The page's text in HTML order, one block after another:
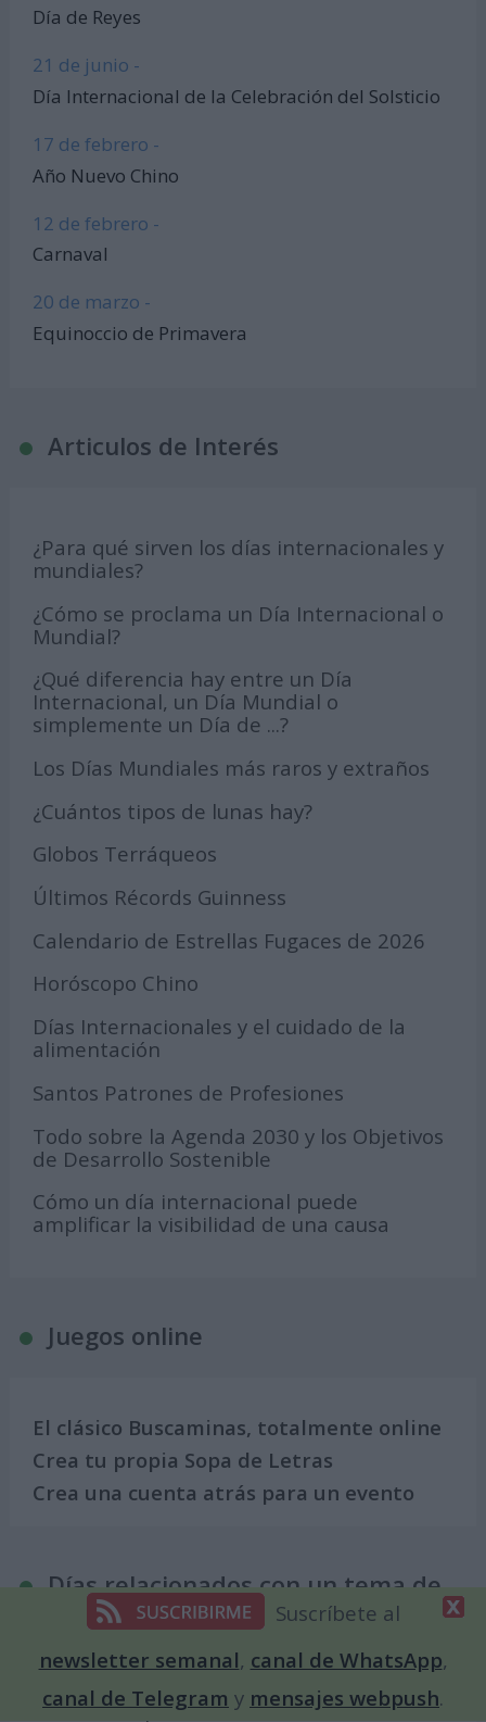
Día de Reyes
21 de junio -
Día Internacional de la Celebración del Solsticio
17 de febrero -
Año Nuevo Chino
12 de febrero -
Carnaval
20 de marzo -
Equinoccio de Primavera
Articulos de Interés
¿Para qué sirven los días internacionales y
mundiales?
¿Cómo se proclama un Día Internacional o
Mundial?
¿Qué diferencia hay entre un Día
Internacional, un Día Mundial o
simplemente un Día de ...?
Los Días Mundiales más raros y extraños
¿Cuántos tipos de lunas hay?
Globos Terráqueos
Últimos Récords Guinness
Calendario de Estrellas Fugaces de 2026
Horóscopo Chino
Días Internacionales y el cuidado de la
alimentación
Santos Patrones de Profesiones
Todo sobre la Agenda 2030 y los Objetivos
de Desarrollo Sostenible
Cómo un día internacional puede
amplificar la visibilidad de una causa
Juegos online
El clásico Buscaminas, totalmente online
Crea tu propia Sopa de Letras
Crea una cuenta atrás para un evento
Días relacionados con un tema de
interés
Calendario para Enamorados. Días
Suscríbete al
newsletter semanal, canal de WhatsApp,
canal de Telegram y mensajes webpush.